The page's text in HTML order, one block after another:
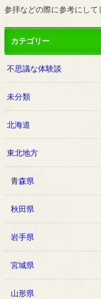
参拝などの際に参考にして
カテゴリー
不思議な体験談
未分類
北海道
東北地方
青森県
秋田県
岩手県
宮城県
山形県